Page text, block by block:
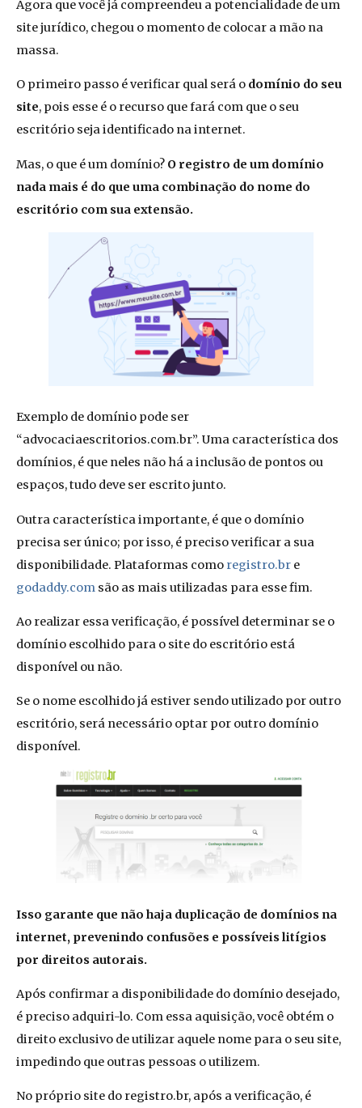
Agora que você já compreendeu a potencialidade de um
site jurídico, chegou o momento de colocar a mão na
massa.
O primeiro passo é verificar qual será o domínio do seu
site, pois esse é o recurso que fará com que o seu
escritório seja identificado na internet.
Mas, o que é um domínio? O registro de um domínio
nada mais é do que uma combinação do nome do
escritório com sua extensão.
Exemplo de domínio pode ser
“advocaciaescritorios.com.br”. Uma característica dos
domínios, é que neles não há a inclusão de pontos ou
espaços, tudo deve ser escrito junto.
Outra característica importante, é que o domínio
precisa ser único; por isso, é preciso verificar a sua
disponibilidade. Plataformas como registro.br e
godaddy.com são as mais utilizadas para esse fim.
Ao realizar essa verificação, é possível determinar se o
domínio escolhido para o site do escritório está
disponível ou não.
Se o nome escolhido já estiver sendo utilizado por outro
escritório, será necessário optar por outro domínio
disponível.
Isso garante que não haja duplicação de domínios na
internet, prevenindo confusões e possíveis litígios
por direitos autorais.
Após confirmar a disponibilidade do domínio desejado,
é preciso adquiri-lo. Com essa aquisição, você obtém o
direito exclusivo de utilizar aquele nome para o seu site,
impedindo que outras pessoas o utilizem.
No próprio site do registro.br, após a verificação, é